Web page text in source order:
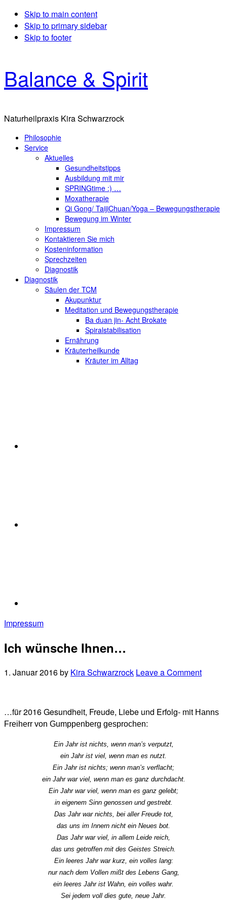
Skip to main content
Skip to primary sidebar
Skip to footer
Balance & Spirit
Naturheilpraxis Kira Schwarzrock
Philosophie
Service
Aktuelles
Gesundheitstipps
Ausbildung mit mir
SPRINGtime :) …
Moxatherapie
Qi Gong/ TaijiChuan/Yoga – Bewegungstherapie
Bewegung im Winter
Impressum
Kontaktieren Sie mich
Kosteninformation
Sprechzeiten
Diagnostik
Diagnostik
Säulen der TCM
Akupunktur
Meditation und Bewegungstherapie
Ba duan jin- Acht Brokate
Spiralstabilisation
Ernährung
Kräuterheilkunde
Kräuter im Alltag
Impressum
Ich wünsche Ihnen…
1. Januar 2016by Kira Schwarzrock Leave a Comment
…für 2016 Gesundheit, Freude, Liebe und Erfolg- mit Hanns
Freiherr von Gumppenberg gesprochen:
Ein Jahr ist nichts, wenn man’s verputzt,
ein Jahr ist viel, wenn man es nutzt.
Ein Jahr ist nichts; wenn man’s verflacht;
ein Jahr war viel, wenn man es ganz durchdacht.
Ein Jahr war viel, wenn man es ganz gelebt;
in eigenem Sinn genossen und gestrebt.
Das Jahr war nichts, bei aller Freude tot,
das uns im Innern nicht ein Neues bot.
Das Jahr war viel, in allem Leide reich,
das uns getroffen mit des Geistes Streich.
Ein leeres Jahr war kurz, ein volles lang:
nur nach dem Vollen mißt des Lebens Gang,
ein leeres Jahr ist Wahn, ein volles wahr.
Sei jedem voll dies gute, neue Jahr.